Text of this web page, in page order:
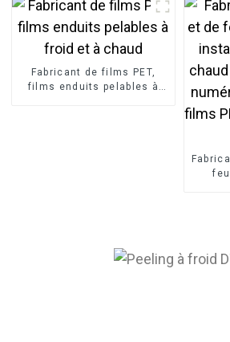
Fabricant de films PET,
films enduits pelables à